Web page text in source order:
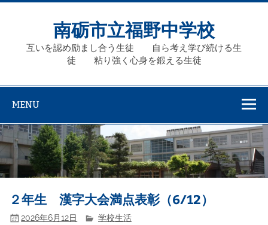
Skip
南砺市立福野中学校
互いを認め励まし合う生徒 自ら考え学び続ける生
徒 粘り強く心身を鍛える生徒
MENU
２年生 漢字大会満点表彰（6/12）
2026年6月12日 学校生活